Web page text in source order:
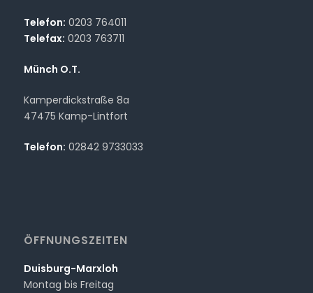
Telefon: 0203 764011
Telefax: 0203 763711
Münch O.T.
Kamperdickstraße 8a
47475 Kamp-Lintfort
Telefon: 02842 9733033
ÖFFNUNGSZEITEN
Duisburg-Marxloh
Montag bis Freitag